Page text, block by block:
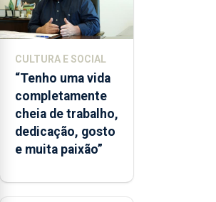
e
2026.
ilha
das
Flores
apresenta
um
“decréscimo
da
CULTURA E SOCIAL
“Tenho uma vida
completamente
cheia de trabalho,
dedicação, gosto
e muita paixão”